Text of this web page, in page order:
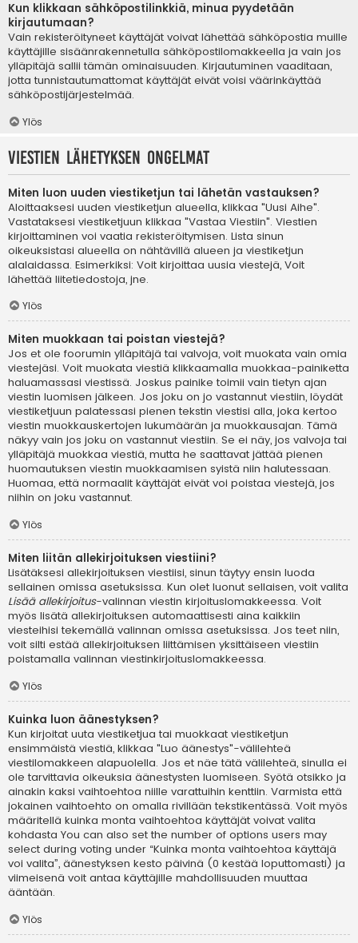
Kun klikkaan sähköpostilinkkiä, minua pyydetään
kirjautumaan?
Vain rekisteröityneet käyttäjät voivat lähettää sähköpostia muille
käyttäjille sisäänrakennetulla sähköpostilomakkeella ja vain jos
ylläpitäjä sallii tämän ominaisuuden. Kirjautuminen vaaditaan,
jotta tunnistautumattomat käyttäjät eivät voisi väärinkäyttää
sähköpostijärjestelmää.
Ylös
Viestien lähetyksen ongelmat
Miten luon uuden viestiketjun tai lähetän vastauksen?
Aloittaaksesi uuden viestiketjun alueella, klikkaa "Uusi Aihe".
Vastataksesi viestiketjuun klikkaa "Vastaa Viestiin". Viestien
kirjoittaminen voi vaatia rekisteröitymisen. Lista sinun
oikeuksistasi alueella on nähtävillä alueen ja viestiketjun
alalaidassa. Esimerkiksi: Voit kirjoittaa uusia viestejä, Voit
lähettää liitetiedostoja, jne.
Ylös
Miten muokkaan tai poistan viestejä?
Jos et ole foorumin ylläpitäjä tai valvoja, voit muokata vain omia
viestejäsi. Voit muokata viestiä klikkaamalla muokkaa-painiketta
haluamassasi viestissä. Joskus painike toimii vain tietyn ajan
viestin luomisen jälkeen. Jos joku on jo vastannut viestiin, löydät
viestiketjuun palatessasi pienen tekstin viestisi alla, joka kertoo
viestin muokkauskertojen lukumäärän ja muokkausajan. Tämä
näkyy vain jos joku on vastannut viestiin. Se ei näy, jos valvoja tai
ylläpitäjä muokkaa viestiä, mutta he saattavat jättää pienen
huomautuksen viestin muokkaamisen syistä niin halutessaan.
Huomaa, että normaalit käyttäjät eivät voi poistaa viestejä, jos
niihin on joku vastannut.
Ylös
Miten liitän allekirjoituksen viestiini?
Lisätäksesi allekirjoituksen viestiisi, sinun täytyy ensin luoda
sellainen omissa asetuksissa. Kun olet luonut sellaisen, voit valita
Lisää allekirjoitus-valinnan viestin kirjoituslomakkeessa. Voit
myös lisätä allekirjoituksen automaattisesti aina kaikkiin
viesteihisi tekemällä valinnan omissa asetuksissa. Jos teet niin,
voit silti estää allekirjoituksen liittämisen yksittäiseen viestiin
poistamalla valinnan viestinkirjoituslomakkeessa.
Ylös
Kuinka luon äänestyksen?
Kun kirjoitat uuta viestiketjua tai muokkaat viestiketjun
ensimmäistä viestiä, klikkaa "Luo äänestys"-välilehteä
viestilomakkeen alapuolella. Jos et näe tätä välilehteä, sinulla ei
ole tarvittavia oikeuksia äänestysten luomiseen. Syötä otsikko ja
ainakin kaksi vaihtoehtoa niille varattuihin kenttiin. Varmista että
jokainen vaihtoehto on omalla rivillään tekstikentässä. Voit myös
määritellä kuinka monta vaihtoehtoa käyttäjät voivat valita
kohdasta You can also set the number of options users may
select during voting under “Kuinka monta vaihtoehtoa käyttäjä
voi valita”, äänestyksen kesto päivinä (0 kestää loputtomasti) ja
viimeisenä voit antaa käyttäjille mahdollisuuden muuttaa
ääntään.
Ylös